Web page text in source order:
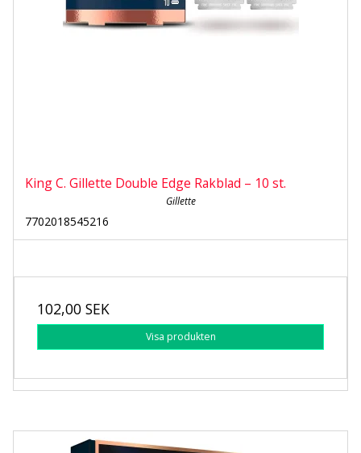
King C. Gillette Double Edge Rakblad – 10 st.
Gillette
7702018545216
102,00 SEK
Visa produkten